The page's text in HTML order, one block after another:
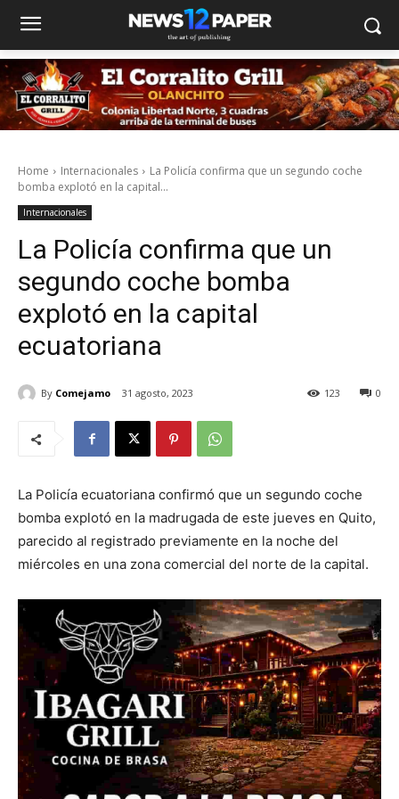
Home Internacionales
La Policía confirma que un segundo coche
bomba explotó en la capital...
Internacionales
La Policía confirma que un
segundo coche bomba
explotó en la capital
ecuatoriana
By Comejamo 31 agosto, 2023 0
123
La Policía ecuatoriana confirmó que un segundo coche
bomba explotó en la madrugada de este jueves en Quito,
parecido al registrado previamente en la noche del
miércoles en una zona comercial del norte de la capital.